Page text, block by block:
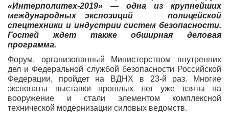
«Интерполитех-2019» — одна из крупнейших
международных экспозиций полицейской
спецтехники и индустрии систем безопасности.
Гостей ждет также обширная деловая
программа.
Форум, организованный Министерством внутренних
дел и Федеральной службой безопасности Российской
Федерации, пройдет на ВДНХ в 23-й раз. Многие
экспонаты выставки прошлых лет уже взяты на
вооружение и стали элементом комплексной
технической модернизации силовых ведомств.